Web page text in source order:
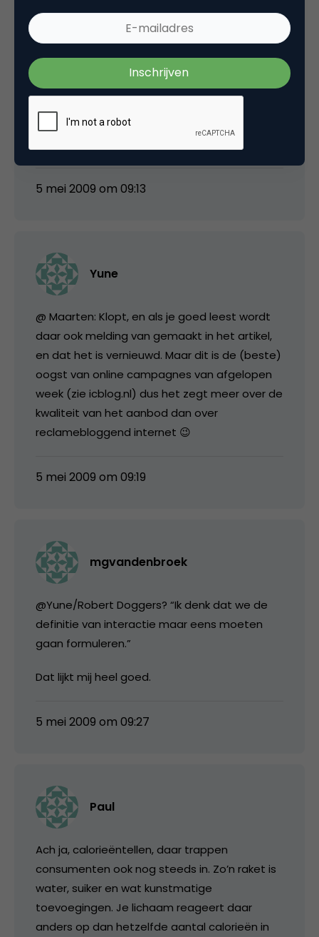
maarten
schitterend trouwens hoe dit door
reclamebloggend internet wordt opgepakt;
ook al draaide? en waarom viel die toen niet
5 mei 2009 om 09:13
Yune
@ Maarten: Klopt, en als je goed leest wordt
daar ook melding van gemaakt in het artikel,
en dat het is vernieuwd. Maar dit is de (beste)
oogst van online campagnes van afgelopen
week (zie icblog.nl) dus het zegt meer over de
kwaliteit van het aanbod dan over
reclamebloggend internet 😉
5 mei 2009 om 09:19
mgvandenbroek
@Yune/Robert Doggers? “Ik denk dat we de
definitie van interactie maar eens moeten
gaan formuleren.”
Dat lijkt mij heel goed.
5 mei 2009 om 09:27
Paul
Ach ja, calorieëntellen, daar trappen
consumenten ook nog steeds in. Zo’n raket is
water, suiker en wat kunstmatige
toevoegingen. Je lichaam reageert daar
anders op dan hetzelfde aantal calorieën in